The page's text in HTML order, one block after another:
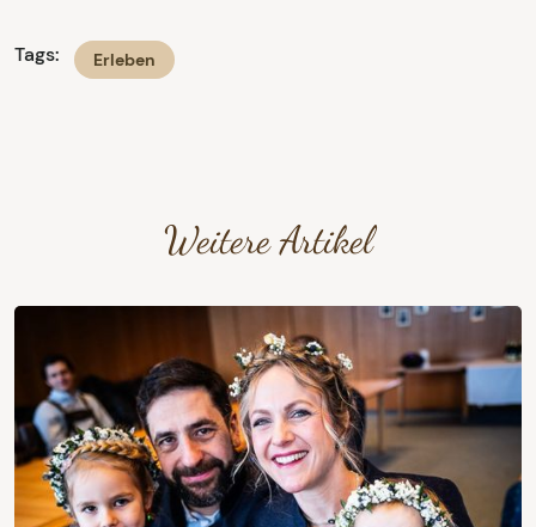
Tags: Erleben
Weitere Artikel